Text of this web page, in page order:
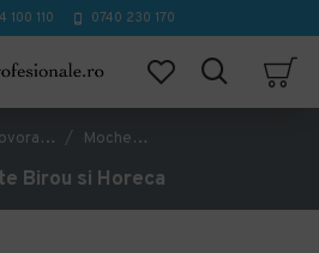
100 110 0740 230 170
Profesionale Mochete Birou si Horeca
Birou si Horeca